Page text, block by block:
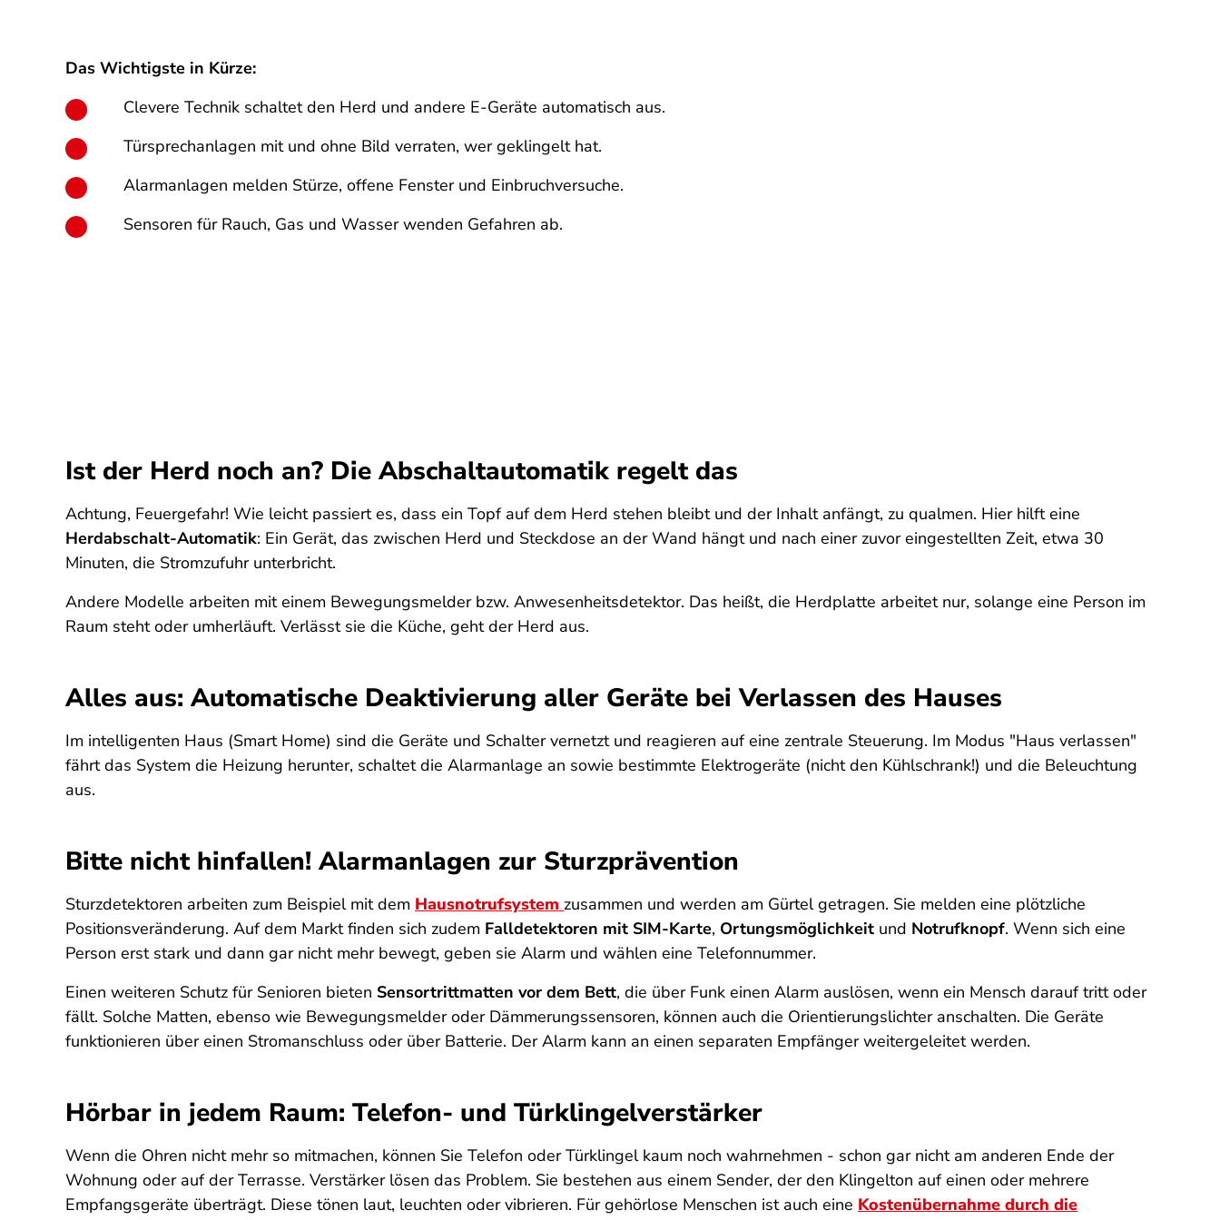
Das Wichtigste in Kürze:
Clevere Technik schaltet den Herd und andere E-Geräte automatisch aus.
Türsprechanlagen mit und ohne Bild verraten, wer geklingelt hat.
Alarmanlagen melden Stürze, offene Fenster und Einbruchversuche.
Sensoren für Rauch, Gas und Wasser wenden Gefahren ab.
Ist der Herd noch an? Die Abschaltautomatik regelt das
Achtung, Feuergefahr! Wie leicht passiert es, dass ein Topf auf dem Herd stehen bleibt und der Inhalt anfängt, zu qualmen. Hier hilft eine
Herdabschalt-Automatik: Ein Gerät, das zwischen Herd und Steckdose an der Wand hängt und nach einer zuvor eingestellten Zeit, etwa 30
Minuten, die Stromzufuhr unterbricht.
Andere Modelle arbeiten mit einem Bewegungsmelder bzw. Anwesenheitsdetektor. Das heißt, die Herdplatte arbeitet nur, solange eine Person im
Raum steht oder umherläuft. Verlässt sie die Küche, geht der Herd aus.
Alles aus: Automatische Deaktivierung aller Geräte bei Verlassen des Hauses
Im intelligenten Haus (Smart Home) sind die Geräte und Schalter vernetzt und reagieren auf eine zentrale Steuerung. Im Modus "Haus verlassen"
fährt das System die Heizung herunter, schaltet die Alarmanlage an sowie bestimmte Elektrogeräte (nicht den Kühlschrank!) und die Beleuchtung
aus.
Bitte nicht hinfallen! Alarmanlagen zur Sturzprävention
Sturzdetektoren arbeiten zum Beispiel mit dem Hausnotrufsystem zusammen und werden am Gürtel getragen. Sie melden eine plötzliche
Positionsveränderung. Auf dem Markt finden sich zudem Falldetektoren mit SIM-Karte, Ortungsmöglichkeit und Notrufknopf. Wenn sich eine
Person erst stark und dann gar nicht mehr bewegt, geben sie Alarm und wählen eine Telefonnummer.
Einen weiteren Schutz für Senioren bieten Sensortrittmatten vor dem Bett, die über Funk einen Alarm auslösen, wenn ein Mensch darauf tritt oder
fällt. Solche Matten, ebenso wie Bewegungsmelder oder Dämmerungssensoren, können auch die Orientierungslichter anschalten. Die Geräte
funktionieren über einen Stromanschluss oder über Batterie. Der Alarm kann an einen separaten Empfänger weitergeleitet werden.
Hörbar in jedem Raum: Telefon- und Türklingelverstärker
Wenn die Ohren nicht mehr so mitmachen, können Sie Telefon oder Türklingel kaum noch wahrnehmen - schon gar nicht am anderen Ende der
Wohnung oder auf der Terrasse. Verstärker lösen das Problem. Sie bestehen aus einem Sender, der den Klingelton auf einen oder mehrere
Empfangsgeräte überträgt. Diese tönen laut, leuchten oder vibrieren. Für gehörlose Menschen ist auch eine Kostenübernahme durch die